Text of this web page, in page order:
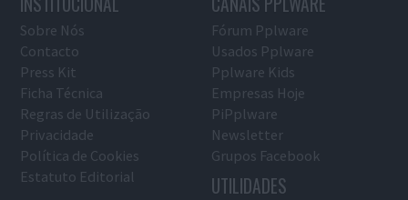
Sobre Nós
Contacto
Press Kit
Ficha Técnica
Regras de Utilização
Privacidade
Política de Cookies
Estatuto Editorial
Fórum Pplware
Usados Pplware
Pplware Kids
Empresas Hoje
PiPplware
Newsletter
Grupos Facebook
UTILIDADES